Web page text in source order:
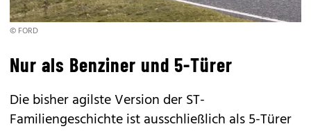
© FORD
Nur als Benziner und 5-Türer
Die bisher agilste Version der ST-
Familiengeschichte ist ausschließlich als 5-Türer